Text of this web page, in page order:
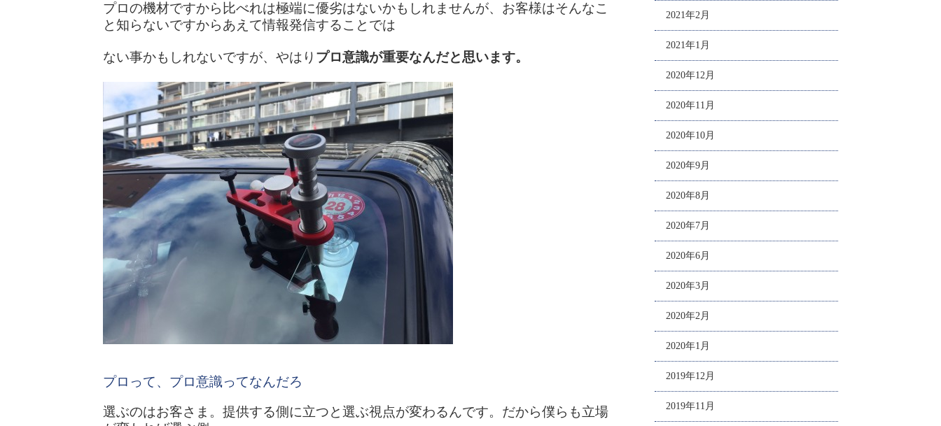
プロの機材ですから比べれは極端に優劣はないかもしれませんが、お客様はそんなこ
と知らないですからあえて情報発信することでは
ない事かもしれないですが、やはり プロ意識が重要なんだと思います。
プロって、プロ意識ってなんだろ
選ぶのはお客さま。提供する側に立つと選ぶ視点が変わるんです。だから僕らも立場
2021年2月
2021年1月
2020年12月
2020年11月
2020年10月
2020年9月
2020年8月
2020年7月
2020年6月
2020年3月
2020年2月
2020年1月
2019年12月
2019年11月